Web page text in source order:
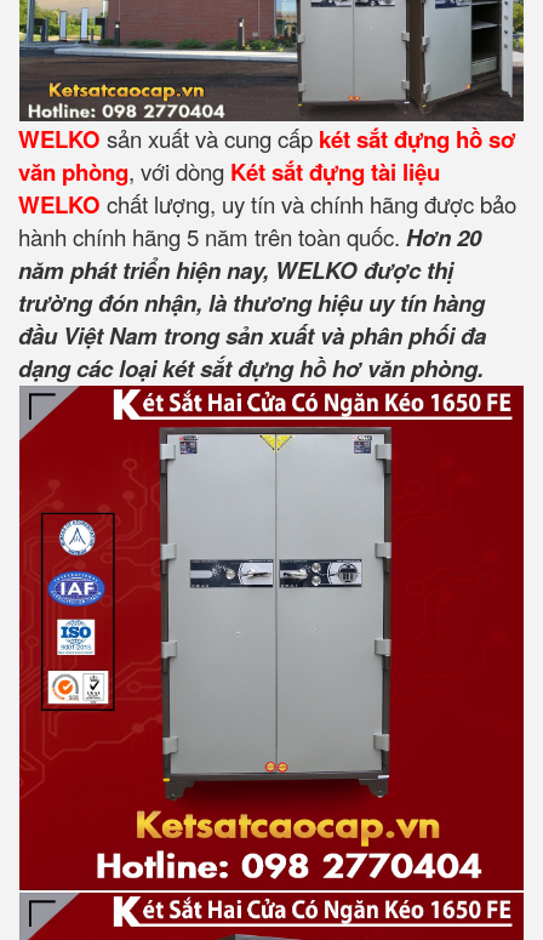
WELKO sản xuất và cung cấp két sắt đựng hồ sơ
văn phòng, với dòng Két sắt đựng tài liệu
WELKO chất lượng, uy tín và chính hãng được bảo
hành chính hãng 5 năm trên toàn quốc. Hơn 20
năm phát triển hiện nay, WELKO được thị
trường đón nhận, là thương hiệu uy tín hàng
đầu Việt Nam trong sản xuất và phân phối đa
dạng các loại két sắt đựng hồ hơ văn phòng.